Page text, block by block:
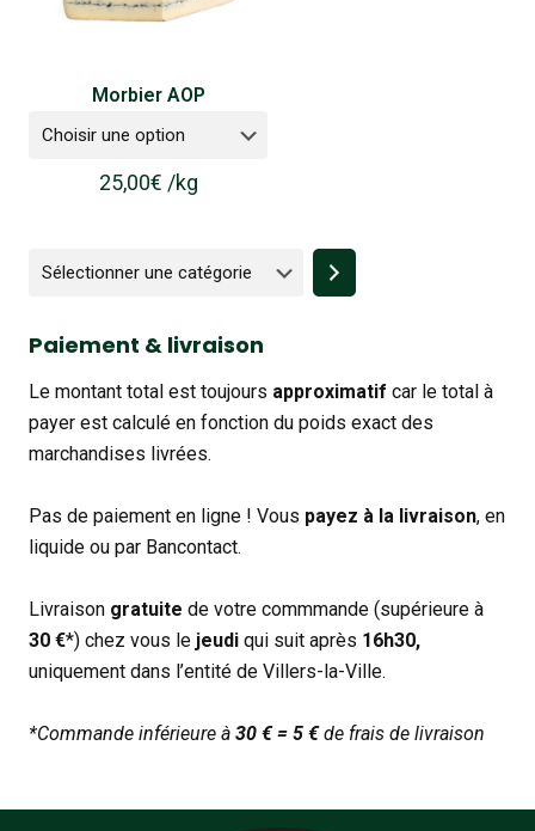
Morbier AOP
25,00€ /kg
Sélectionner
une
Paiement & livraison
Le montant total est toujours approximatif car le total à
payer est calculé en fonction du poids exact des
marchandises livrées.
Pas de paiement en ligne ! Vous payez à la livraison, en
liquide ou par Bancontact.
Livraison gratuite de votre commmande (supérieure à
30 €*) chez vous le jeudi qui suit après 16h30,
uniquement dans l’entité de Villers-la-Ville.
*Commande inférieure à 30 € = 5 €de frais de livraison